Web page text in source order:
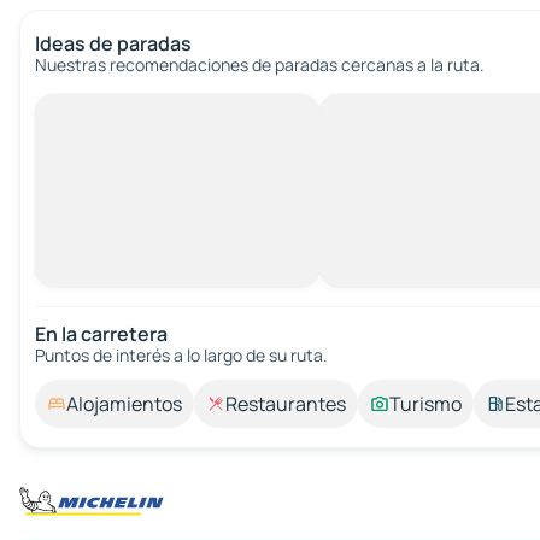
Ideas de paradas
Nuestras recomendaciones de paradas cercanas a la ruta.
En la carretera
Puntos de interés a lo largo de su ruta.
Alojamientos Restaurantes Turismo